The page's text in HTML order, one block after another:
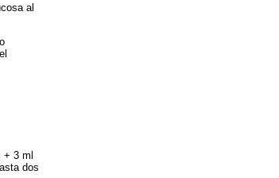
al
3 ml
dos